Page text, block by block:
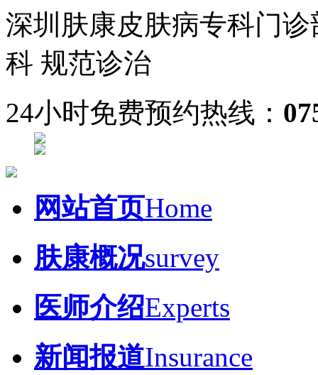
深圳肤康皮肤病专科门诊
科 规范诊治
24小时免费预约热线：
网站首页Home
肤康概况survey
医师介绍Experts
新闻报道Insurance